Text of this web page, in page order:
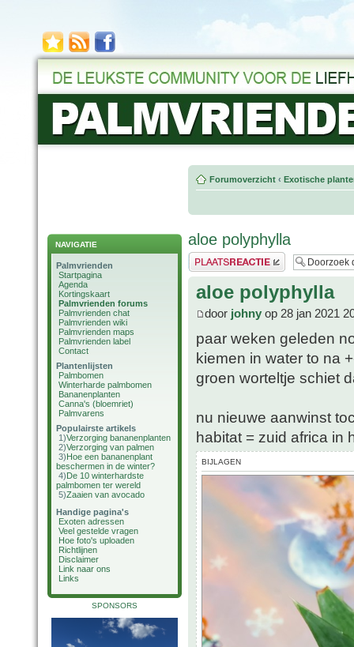
NAVIGATIE
Palmvrienden
Startpagina
Agenda
Kortingskaart
Palmvrienden forums
Palmvrienden chat
Palmvrienden wiki
Palmvrienden maps
Palmvrienden label
Contact
Plantenlijsten
Palmbomen
Winterharde palmbomen
Bananenplanten
Canna's (bloemriet)
Palmvarens
Populairste artikels
1)Verzorging bananenplanten
2)Verzorging van palmen
3)Hoe een bananenplant
beschermen in de winter?
4)De 10 winterhardste
palmbomen ter wereld
5)Zaaien van avocado
Handige pagina's
Exoten adressen
Veel gestelde vragen
Hoe foto's uploaden
Richtlijnen
Disclaimer
Link naar ons
Links
SPONSORS
Forumoverzicht ‹ Exotische
aloe polyphylla
Plaats een reactie
aloe polyphylla
door johny op 28 jan 2021
paar weken geleden
kiemen in water to na
groen worteltje schiet
nu nieuwe aanwinst
habitat = zuid africa in
BIJLAGEN